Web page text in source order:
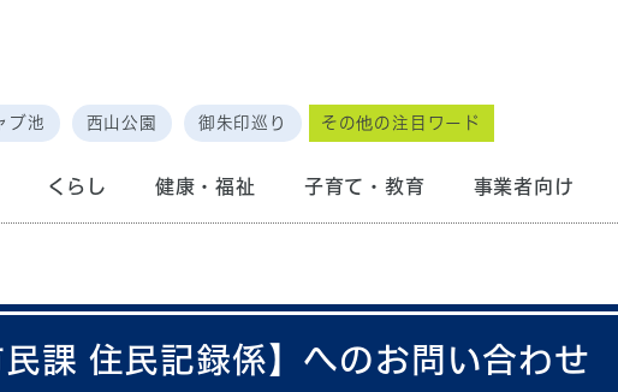
ブ池 西山公園 御朱印巡り その他の注目ワード
くらし 健康・福祉 子育て・教育 事業者向け
民課 住民記録係】へのお問い合わせ